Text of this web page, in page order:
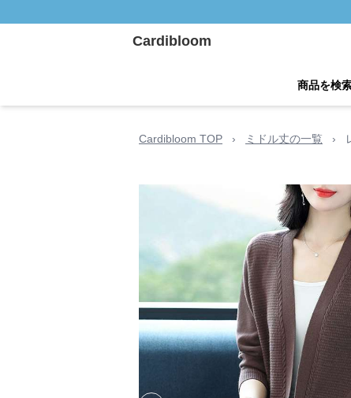
Cardibloom
商品を検
Cardibloom TOP › ミドル丈の一覧 ›